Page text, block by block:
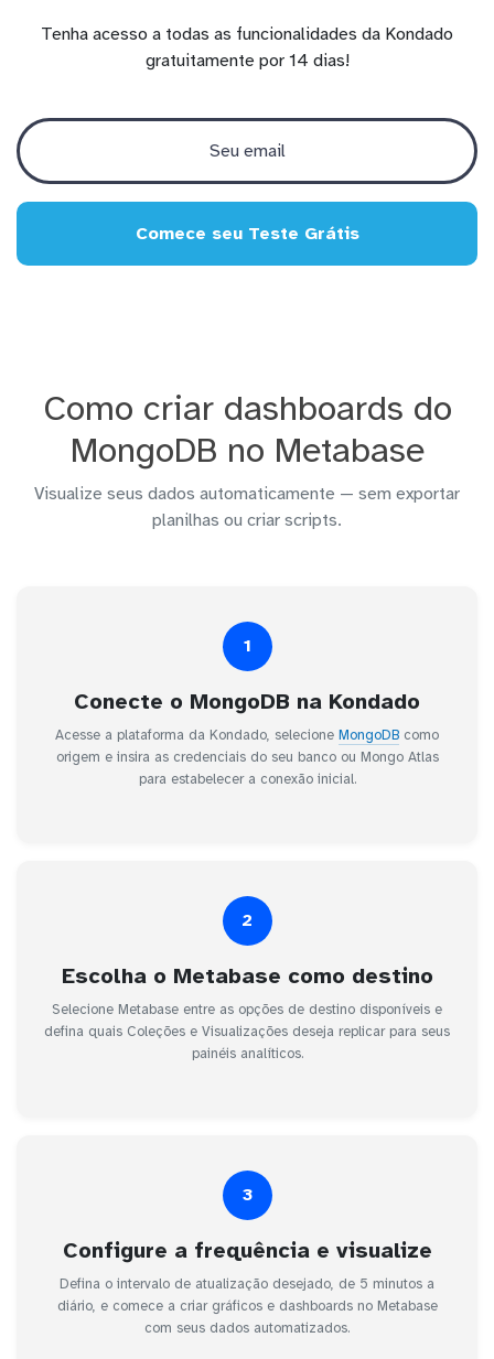
Tenha acesso a todas as funcionalidades da Kondado
gratuitamente por 14 dias!
Comece seu Teste Grátis
Como criar dashboards do
MongoDB no Metabase
Visualize seus dados automaticamente — sem exportar
planilhas ou criar scripts.
1
Conecte o MongoDB na Kondado
Acesse a plataforma da Kondado, selecione MongoDB como
origem e insira as credenciais do seu banco ou Mongo Atlas
para estabelecer a conexão inicial.
2
Escolha o Metabase como destino
Selecione Metabase entre as opções de destino disponíveis e
defina quais Coleções e Visualizações deseja replicar para seus
painéis analíticos.
3
Configure a frequência e visualize
Defina o intervalo de atualização desejado, de 5 minutos a
diário, e comece a criar gráficos e dashboards no Metabase
com seus dados automatizados.